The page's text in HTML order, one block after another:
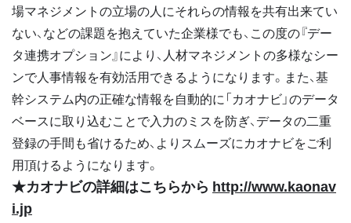
場マネジメントの立場の人にそれらの情報を共有出来てい
ない、などの課題を抱えていた企業様でも、この度の『デー
タ連携オプション』により、人材マネジメントの多様なシー
ンで人事情報を有効活用できるようになります。また、基
幹システム内の正確な情報を自動的に「カオナビ」のデータ
ベースに取り込むことで入力のミスを防ぎ、データの二重
登録の手間も省けるため、よりスムーズにカオナビをご利
用頂けるようになります。
★カオナビの詳細はこちらから http://www.kaonav
i.jp